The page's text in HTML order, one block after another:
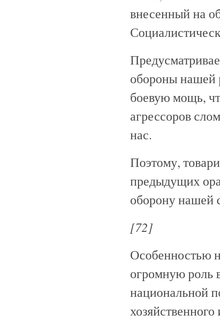
внесенный на
обороны нашей
боевую мощь,
агрессоров
нас.
Поэтому,
предыдущих
оборону нашей
[72]
Особенностью
огромную роль
национальной